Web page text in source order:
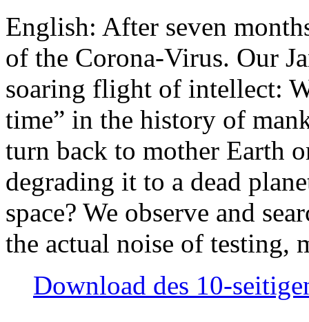
English: After seven
of the Corona-Virus. Our
soaring flight of intellect:
time” in the history of
turn back to mother Earth
degrading it to a dead
space? We observe and
the actual noise of testing,
Download des 10-